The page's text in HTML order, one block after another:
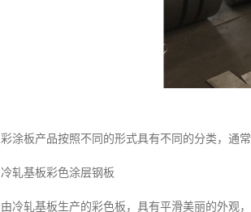
彩涂板产品按照不同的形式具有不同的分类，通
冷轧基板彩色涂层钢板
由冷轧基板生产的彩色板，具有平滑美丽的外观